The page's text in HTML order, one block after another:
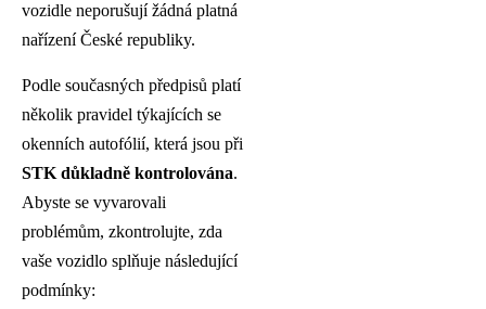
vozidle neporušují žádná platná
nařízení České republiky.
Podle současných předpisů platí
několik pravidel týkajících se
okenních autofólií, která jsou při
STK důkladně kontrolována.
Abyste se vyvarovali
problémům, zkontrolujte, zda
vaše vozidlo splňuje následující
podmínky: